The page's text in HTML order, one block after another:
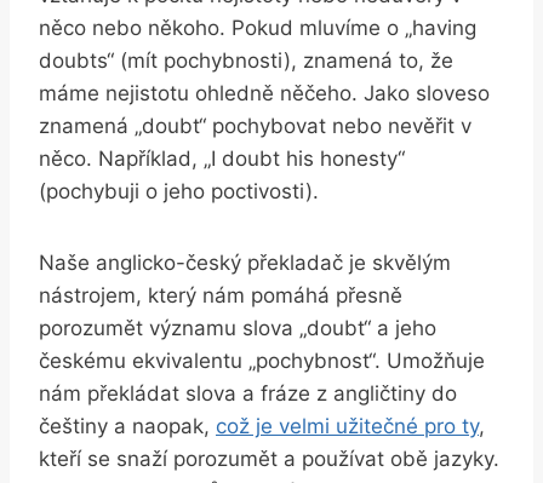
něco nebo někoho. Pokud mluvíme o „having
doubts“ (mít pochybnosti), znamená to, že
máme nejistotu ohledně něčeho. Jako sloveso
znamená „doubt“ pochybovat nebo nevěřit v
něco. Například, „I doubt his honesty“
(pochybuji o jeho poctivosti).
Naše anglicko-český překladač je skvělým
nástrojem, který nám pomáhá přesně
porozumět významu slova „doubt“ a jeho
českému ekvivalentu „pochybnost“. Umožňuje
nám překládat slova a fráze z angličtiny do
češtiny a naopak, což je velmi užitečné pro ty,
kteří se snaží porozumět a používat obě jazyky.